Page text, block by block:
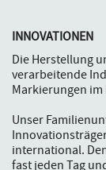
INNOVATIONEN
Die Herstellung
verarbeitende
Markierungen im
Unser
international.
fast jeden Tag